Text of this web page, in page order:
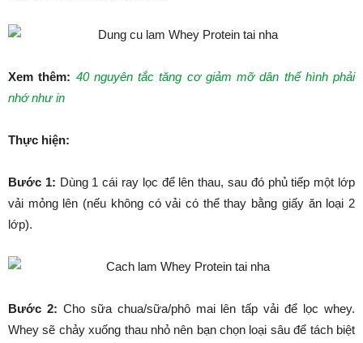
Xem thêm: 40 nguyên tắc tăng cơ giảm mỡ dân thể hình phải
nhớ như in
Thực hiện:
Bước 1: Dùng 1 cái ray lọc để lên thau, sau đó phủ tiếp một lớp
vải mỏng lên (nếu không có vải có thể thay bằng giấy ăn loại 2
lớp).
Bước 2: Cho sữa chua/sữa/phô mai lên tấp vải để lọc whey.
Whey sẽ chảy xuống thau nhỏ nên bạn chọn loại sâu để tách biệt